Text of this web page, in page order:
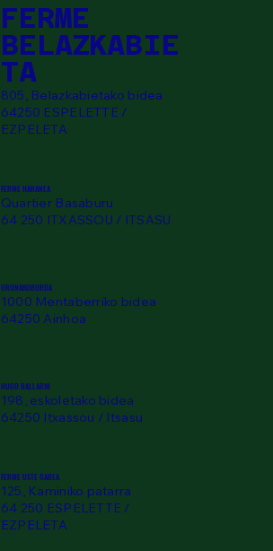
FERME
BELAZKABIE
TA
805, Belazkabietako bidea
64250 ESPELETTE /
EZPELETA
FERME HARANEA
Quartier Basaburu
64 250 ITXASSOU / ITSASU
URONAKOBORDA
1000 Mentaberriko bidea
64250 Ainhoa
HUGO BALLARIN
198, eskoletako bidea
64250 Itxassou / Itsasu
FERME USTE GABEA
125, Kaminiko patarra
64 250 ESPELETTE /
EZPELETA